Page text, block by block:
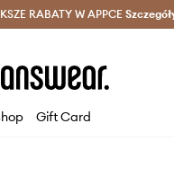
Dostawa nawet w 24h
RABATY W APPCE
Gift Card